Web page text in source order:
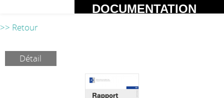
DOCUMENTATION
>> Retour
Détail